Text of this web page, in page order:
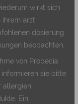
wirkt sich
ihrem arzt
dosierung
beobachten.
von Propecia
sie bitte
Ein